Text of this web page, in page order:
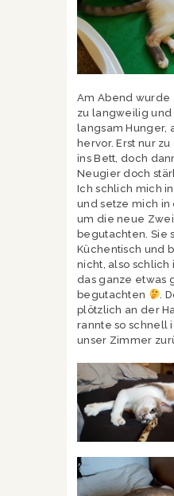
Am Abend wurde
zu langweilig
langsam Hunger,
hervor. Erst nur
ins Bett, doch
Neugier doch
Ich schlich mich
und setze mich in
um die neue
begutachten. Sie
Küchentisch und
nicht, also schlich
das ganze etwas
begutachten
.
plötzlich an der
rannte so schnell
unser Zimmer